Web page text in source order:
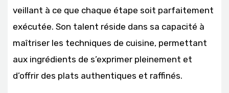
veillant à ce que chaque étape soit parfaitement
exécutée. Son talent réside dans sa capacité à
maîtriser les techniques de cuisine, permettant
aux ingrédients de s’exprimer pleinement et
d’offrir des plats authentiques et raffinés.